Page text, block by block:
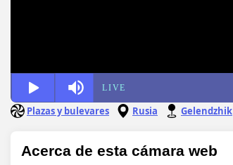
LIVE
Plazas y bulevares Rusia Gelendzhik
Acerca de esta cámara web